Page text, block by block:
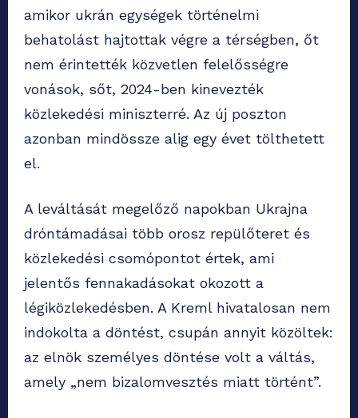
amikor ukrán egységek történelmi
behatolást hajtottak végre a térségben, őt
nem érintették közvetlen felelősségre
vonások, sőt, 2024-ben kinevezték
közlekedési miniszterré. Az új poszton
azonban mindössze alig egy évet tölthetett
el.
A leváltását megelőző napokban Ukrajna
dróntámadásai több orosz repülőteret és
közlekedési csomópontot értek, ami
jelentős fennakadásokat okozott a
légiközlekedésben. A Kreml hivatalosan nem
indokolta a döntést, csupán annyit közöltek:
az elnök személyes döntése volt a váltás,
amely „nem bizalomvesztés miatt történt”.